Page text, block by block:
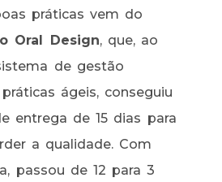
práticas vem do
Oral Design, que, ao
de gestão
ágeis, conseguiu
entrega de 15 dias para
a qualidade. Com
passou de 12 para 3